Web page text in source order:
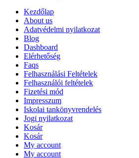
Kezdőlap
About us
Adatvédelmi nyilatkozat
Blog
Dashboard
Elérhetőség
Faqs
Felhasználási Feltételek
Felhasználói feltételek
Fizetési mód
Impresszum
Iskolai tankönyvrendelés
Jogi nyilatkozat
Kosár
Kosár
My account
My account